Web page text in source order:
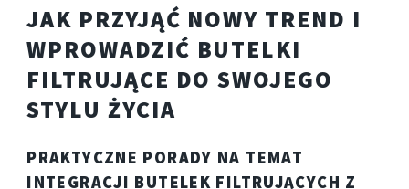
JAK PRZYJĄĆ NOWY TREND I
WPROWADZIĆ BUTELKI
FILTRUJĄCE DO SWOJEGO
STYLU ŻYCIA
PRAKTYCZNE PORADY NA TEMAT
INTEGRACJI BUTELEK FILTRUJĄCYCH Z